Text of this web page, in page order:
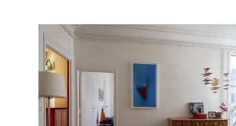
VOIR LE BIEN